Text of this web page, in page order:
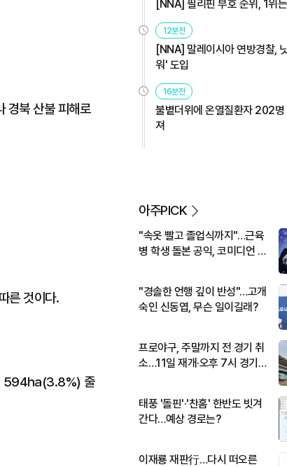
경북 산불 피해로
른 것이다.
594㏊(3.8%) 줄
[NNA] 필리핀 부호 순위, 1위
12분전
[NNA] 말레이시아 연방경찰,
워' 도입
16분전
불볕더위에 온열질환자 202
져
아주PICK
"속옷 빨고 졸업식까지"…근육
병 학생 돌본 공익, 코미디언 김
"경솔한 언행 깊이 반성"…고개
숙인 신동엽, 무슨 일이길래?
프로야구, 주말까지 전 경기 취
소…11일 재개·오후 7시 경기
태풍 '돌핀'·'찬홈' 한반도 빗겨
간다…예상 경로는?
이재룡 재판行…다시 떠오른